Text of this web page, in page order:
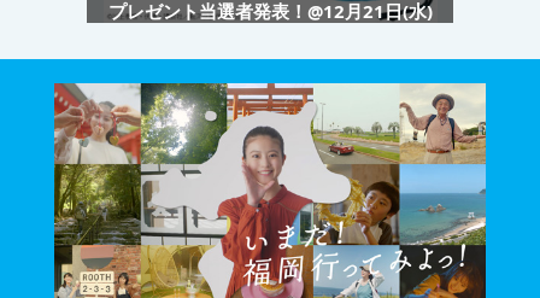
プレゼント当選者発表！@12月21日(水)